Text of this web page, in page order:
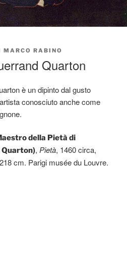
MARCO RABINO
Quarton
è un dipinto dal gusto
conosciuto anche come
della Pietà di
Quarton), Pietà, 1460 circa,
cm. Parigi musée du Louvre.